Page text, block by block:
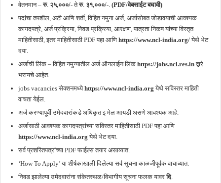
वेतनमान –रु. २५,०००/-तेरु. ३१,०००/- (PDF/वेबसाईट बघावी)
पदांचा तपशील, अटी आणि शर्ती, विहित नमुना अर्ज, अर्जासोबत जोडावयाची आवश्यक
कागदपत्रे, अर्ज प्रक्रिया, निवड प्रक्रिया, आरक्षण, पात्रता निकष यांच्या विस्तृत
माहितीसाठी, इतर माहितीसाठी PDF पहा आणिhttps://www.ncl-india.org/येथे भेट
दया.
अर्जाची लिंक – विहित नमुन्यातील अर्ज ऑनलाईन लिंकhttps://jobs.ncl.res.inद्वारे
भरायचे आहेत.
jobs vacancies सेक्शनमध्येhttps://www.ncl-india.orgयेथे सविस्तर माहिती
वाचता येईल.
अर्ज करण्यापूर्वी उमेदवारांकडे अधिकृत इ मेल आयडी असणे आवश्यक आहे.
अर्जासाठी आवश्यक कागदपत्रांच्या सविस्तर माहितीसाठी PDF पहा आणि
https://www.ncl-india.orgयेथे भेट दया.
सर्व प्रशस्तिपत्रांच्या PDF फाईल्स तयार असाव्यात.
‘How To Apply’ या शीर्षकाखाली दिलेल्या सर्व सुचना काळजीपूर्वक वाचाव्यात.
निवड झालेल्या उमेदवारांना संकेतस्थळ/विभागीय सूचना फलक यावरदि.